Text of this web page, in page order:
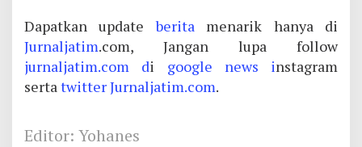
Dapatkan updateberitamenarik hanya di
Jurnaljatim.com, Jangan lupa follow
jurnaljatim.com di google news instagram
sertatwitterJurnaljatim.com.
Editor: Yohanes